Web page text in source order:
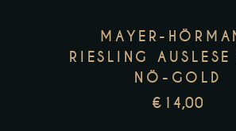
MAYER-
RIESLING
NÖ-GOLD
€ 14,00